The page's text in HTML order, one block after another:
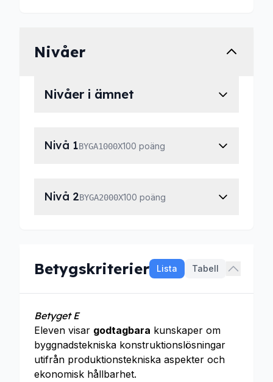
Nivåer
Nivåer i ämnet
Nivå 1BYGA1000X100 poäng
Nivå 2BYGA2000X100 poäng
Betygskriterier Lista Tabell
Betyget E
Eleven visar godtagbara kunskaper om
byggnadstekniska konstruktionslösningar
utifrån produktionstekniska aspekter och
ekonomisk hållbarhet.